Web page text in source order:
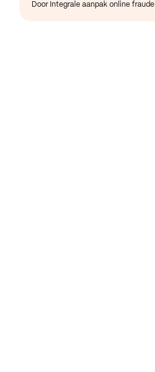
Door Integrale aanpak online fraude